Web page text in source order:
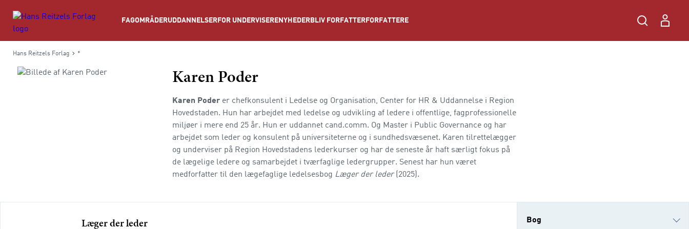
FAGOMRÅDERUDDANNELSER FOR UNDERVISERE NYHEDER BLIV FORFATTER FORFATTERE
Hans Reitzels Forlag *
Karen Poder
Karen Poder er chefkonsulent i Ledelse og Organisation, Center for HR & Uddannelse i Region
Hovedstaden. Hun har arbejdet med ledelse og udvikling af ledere i offentlige, fagprofessionelle
miljøer i mere end 25 år. Hun er uddannet cand.comm. Og Master i Public Governance og har
arbejdet som leder og konsulent på universiteterne og i sundhedsvæsenet. Karen tilrettelægger
og underviser på Region Hovedstadens lederkurser og har de seneste år haft særligt fokus på
de lægelige ledere og samarbejdet i tværfaglige ledergrupper. Senest har hun været
medforfatter til den lægefaglige ledelsesbog Læger der leder (2025).
Læger der leder Bog